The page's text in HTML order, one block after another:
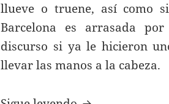
llueve o truene, así como
Barcelona es arrasada
discurso si ya le hicieron
llevar las manos a la cabeza.